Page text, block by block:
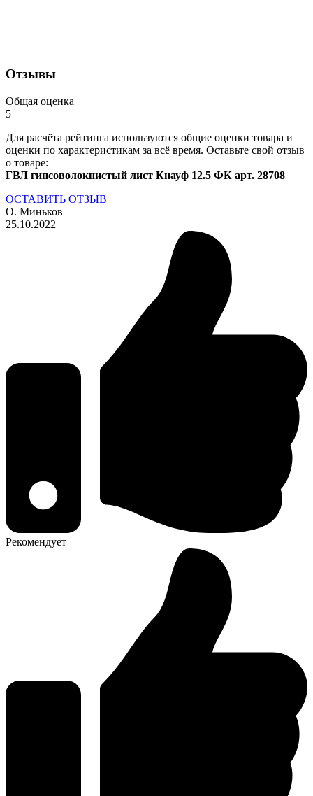
Отзывы
Общая оценка
5
Для расчёта рейтинга используются общие оценки товара и
оценки по характеристикам за всё время. Оставьте свой отзыв
о товаре:
ГВЛ гипсоволокнистый лист Кнауф 12.5 ФК арт. 28708
ОСТАВИТЬ ОТЗЫВ
О. Миньков
25.10.2022
Рекомендует